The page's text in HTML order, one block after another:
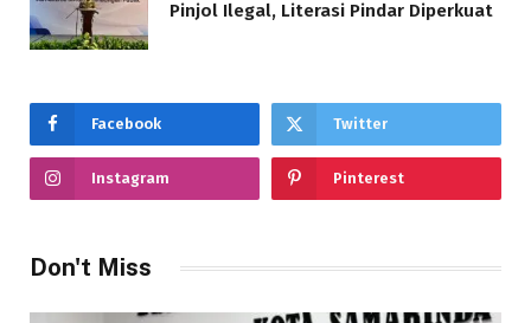
Pinjol Ilegal, Literasi Pindar Diperkuat
Facebook Twitter
Instagram Pinterest
Don't Miss